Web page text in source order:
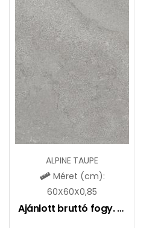
ALPINE TAUPE
Méret (cm):
60X60X0,85
Ajánlott bruttó fogy. ár: